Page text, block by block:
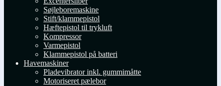
Søjleboremaskine
Stift/klammepistol
Hæftepistol til trykluft
Kompressor
Varmepistol
Klammepistol på batteri
Havemaskiner
Pladevibrator inkl. gummimåtte
Motoriseret pælebor